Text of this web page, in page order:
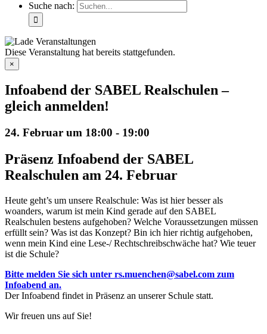
Suche nach:
Diese Veranstaltung hat bereits stattgefunden.
×
Infoabend der SABEL Realschulen –
gleich anmelden!
24. Februar um 18:00 - 19:00
Präsenz Infoabend der SABEL
Realschulen am 24. Februar
Heute geht’s um unsere Realschule: Was ist hier besser als
woanders, warum ist mein Kind gerade auf den SABEL
Realschulen bestens aufgehoben? Welche Voraussetzungen müssen
erfüllt sein? Was ist das Konzept? Bin ich hier richtig aufgehoben,
wenn mein Kind eine Lese-/ Rechtschreibschwäche hat? Wie teuer
ist die Schule?
Bitte melden Sie sich unter rs.muenchen@sabel.com zum
Infoabend an.
Der Infoabend findet in Präsenz an unserer Schule statt.
Wir freuen uns auf Sie!